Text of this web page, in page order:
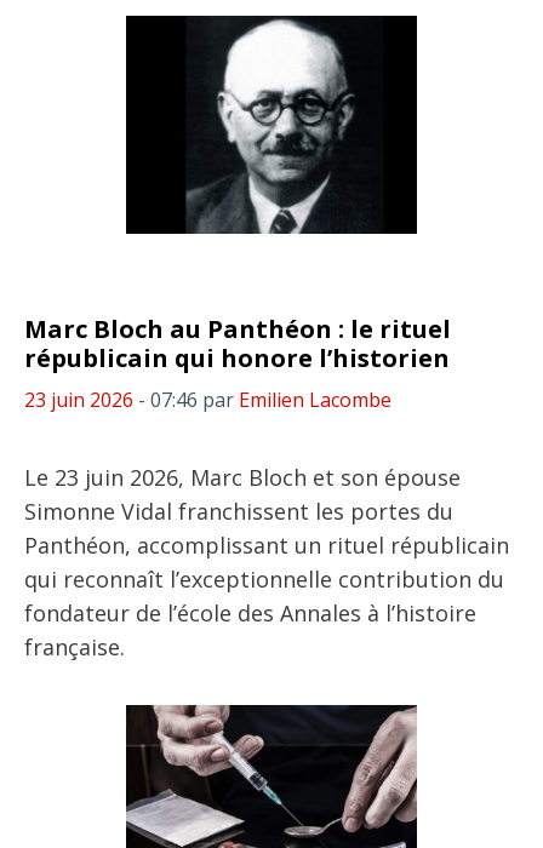
Marc Bloch au Panthéon : le rituel
républicain qui honore l’historien
23 juin 2026 - 07:46 par Emilien Lacombe
Le 23 juin 2026, Marc Bloch et son épouse
Simonne Vidal franchissent les portes du
Panthéon, accomplissant un rituel républicain
qui reconnaît l’exceptionnelle contribution du
fondateur de l’école des Annales à l’histoire
française.